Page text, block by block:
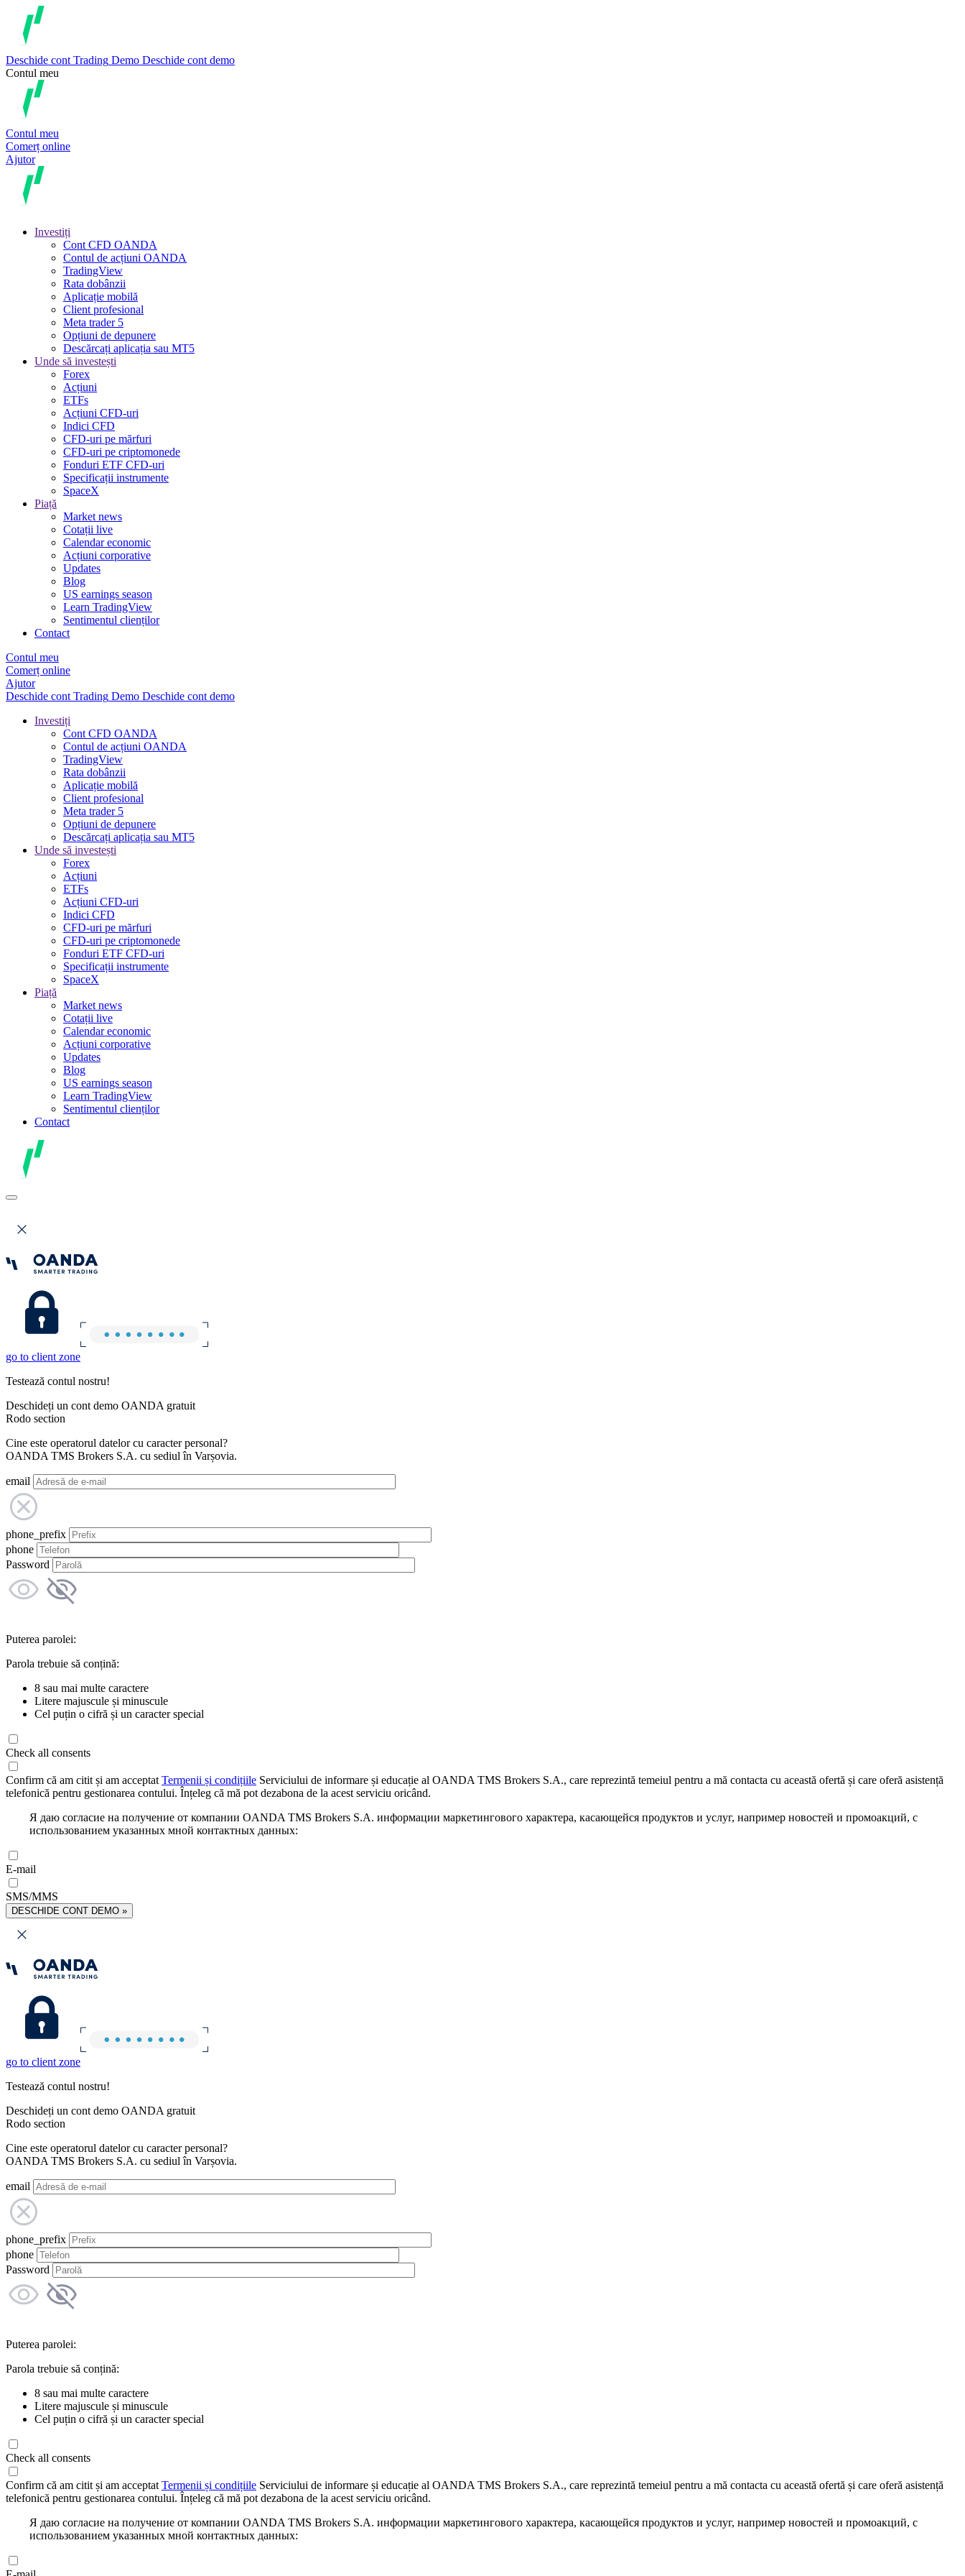
Deschide cont Trading Demo Deschide cont demo
Contul meu
Contul meu
Comerț online
Ajutor
Investiți
Cont CFD OANDA
Contul de acțiuni OANDA
TradingView
Rata dobânzii
Aplicație mobilă
Client profesional
Meta trader 5
Opțiuni de depunere
Descărcați aplicația sau MT5
Unde să investești
Forex
Acțiuni
ETFs
Acțiuni CFD-uri
Indici CFD
CFD-uri pe mărfuri
CFD-uri pe criptomonede
Fonduri ETF CFD-uri
Specificații instrumente
SpaceX
Piață
Market news
Cotații live
Calendar economic
Acțiuni corporative
Updates
Blog
US earnings season
Learn TradingView
Sentimentul clienților
Contact
Contul meu
Comerț online
Ajutor
Deschide cont Trading Demo Deschide cont demo
Investiți
Cont CFD OANDA
Contul de acțiuni OANDA
TradingView
Rata dobânzii
Aplicație mobilă
Client profesional
Meta trader 5
Opțiuni de depunere
Descărcați aplicația sau MT5
Unde să investești
Forex
Acțiuni
ETFs
Acțiuni CFD-uri
Indici CFD
CFD-uri pe mărfuri
CFD-uri pe criptomonede
Fonduri ETF CFD-uri
Specificații instrumente
SpaceX
Piață
Market news
Cotații live
Calendar economic
Acțiuni corporative
Updates
Blog
US earnings season
Learn TradingView
Sentimentul clienților
Contact
go to client zone
Testează contul nostru!
Deschideți un cont demo OANDA gratuit
Rodo section
Cine este operatorul datelor cu caracter personal?
OANDA TMS Brokers S.A. cu sediul în Varșovia.
email
phone_prefix
phone
Password
Puterea parolei:
Parola trebuie să conțină:
8 sau mai multe caractere
Litere majuscule și minuscule
Cel puțin o cifră și un caracter special
Check all consents
Confirm că am citit și am acceptat Termenii și condițiile Serviciului de informare și educație al OANDA TMS Brokers S.A., care reprezintă temeiul pentru a mă contacta cu această ofertă și care oferă asistență
telefonică pentru gestionarea contului. Înțeleg că mă pot dezabona de la acest serviciu oricând.
Я даю согласие на получение от компании OANDA TMS Brokers S.A. информации маркетингового характера, касающейся продуктов и услуг, например новостей и промоакций, с
использованием указанных мной контактных данных:
E-mail
SMS/MMS
DESCHIDE CONT DEMO »
go to client zone
Testează contul nostru!
Deschideți un cont demo OANDA gratuit
Rodo section
Cine este operatorul datelor cu caracter personal?
OANDA TMS Brokers S.A. cu sediul în Varșovia.
email
phone_prefix
phone
Password
Puterea parolei:
Parola trebuie să conțină:
8 sau mai multe caractere
Litere majuscule și minuscule
Cel puțin o cifră și un caracter special
Check all consents
Confirm că am citit și am acceptat Termenii și condițiile Serviciului de informare și educație al OANDA TMS Brokers S.A., care reprezintă temeiul pentru a mă contacta cu această ofertă și care oferă asistență
telefonică pentru gestionarea contului. Înțeleg că mă pot dezabona de la acest serviciu oricând.
Я даю согласие на получение от компании OANDA TMS Brokers S.A. информации маркетингового характера, касающейся продуктов и услуг, например новостей и промоакций, с
использованием указанных мной контактных данных: